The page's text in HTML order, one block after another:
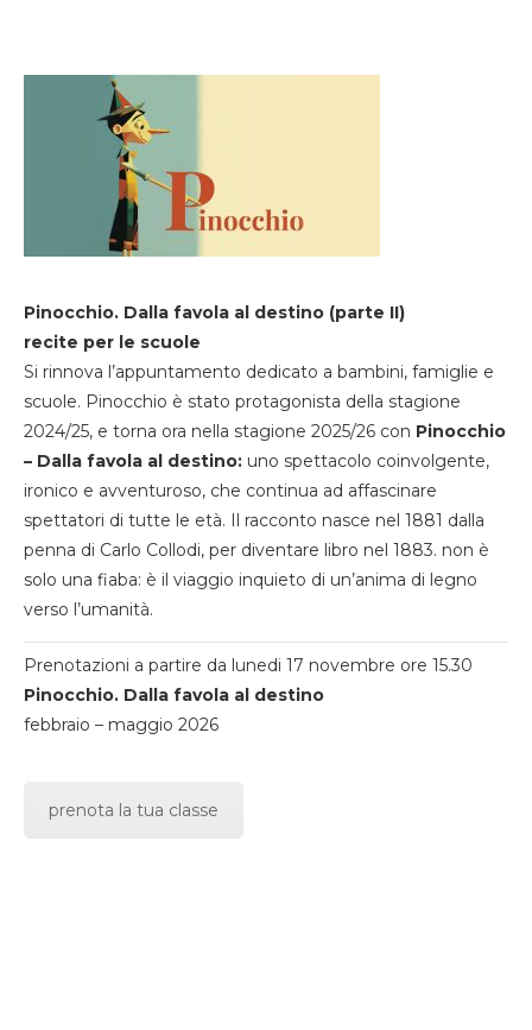
Pinocchio. Dalla favola al destino (parte II)
recite per le scuole
Si rinnova l’appuntamento dedicato a bambini, famiglie e
scuole. Pinocchio è stato protagonista della stagione
2024/25, e torna ora nella stagione 2025/26 con Pinocchio
– Dalla favola al destino: uno spettacolo coinvolgente,
ironico e avventuroso, che continua ad affascinare
spettatori di tutte le età. Il racconto nasce nel 1881 dalla
penna di Carlo Collodi, per diventare libro nel 1883. non è
solo una fiaba: è il viaggio inquieto di un’anima di legno
verso l’umanità.
Prenotazioni a partire da lunedi 17 novembre ore 15.30
Pinocchio. Dalla favola al destino
febbraio – maggio 2026
prenota la tua classe